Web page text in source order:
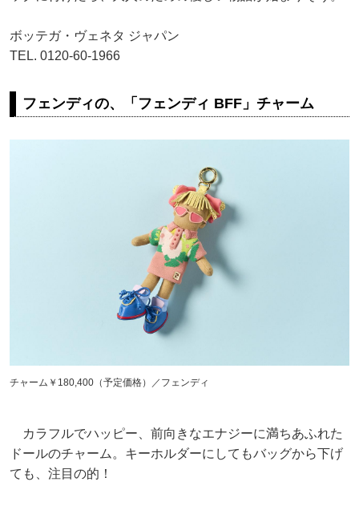
ボッテガ・ヴェネタ ジャパン
TEL. 0120-60-1966
フェンディの、「フェンディ BFF」チャーム
チャーム￥180,400（予定価格）／フェンディ
カラフルでハッピー、前向きなエナジーに満ちあふれた
ドールのチャーム。キーホルダーにしてもバッグから下げ
ても、注目の的！